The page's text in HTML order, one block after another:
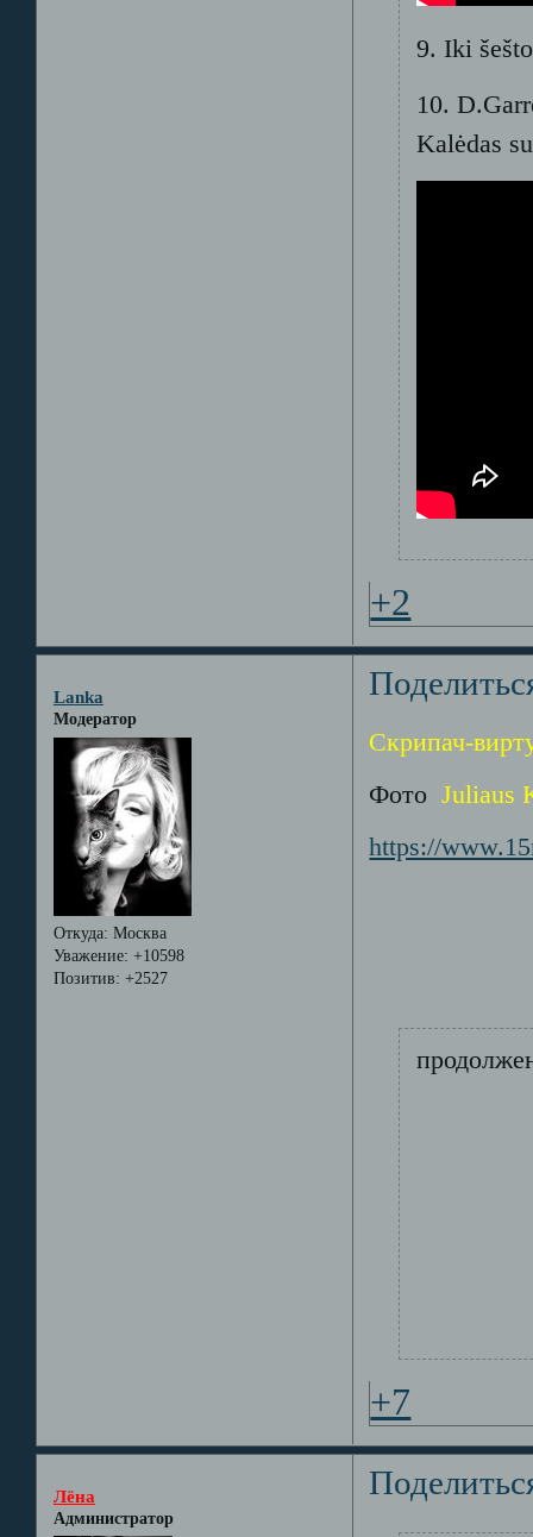
9. Iki
10.
Kalėdas
+2
Lanka
Модератор
Откуда: Москва
Уважение: +10598
Позитив: +2527
Скрипач-
ФотоJuliaus
https://
+7
Лёна
Администратор